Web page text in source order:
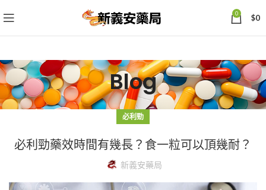
0 $0
Blog
必利勁
必利勁藥效時間有幾長？食一粒可以頂幾耐？
新義安藥局